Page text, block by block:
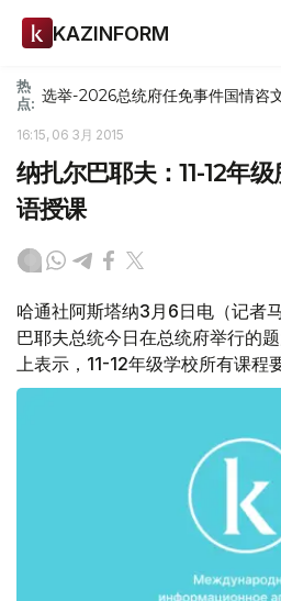
KAZINFORM
热
点: 选举-2026总统府任免事件国情咨
16:15, 06 3月 2015
纳扎尔巴耶夫：11-12年
语授课
哈通社阿斯塔纳3月6日电（记者
巴耶夫总统今日在总统府举行的
上表示，11-12年级学校所有课程